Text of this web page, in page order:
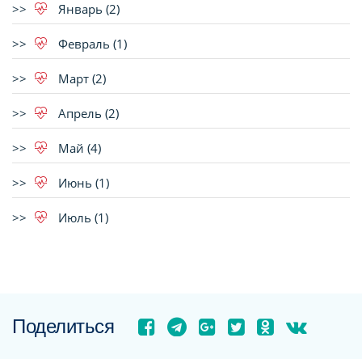
Январь (2)
Февраль (1)
Март (2)
Апрель (2)
Май (4)
Июнь (1)
Июль (1)
Поделиться